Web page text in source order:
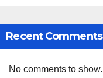
Recent Comments
No comments to show.